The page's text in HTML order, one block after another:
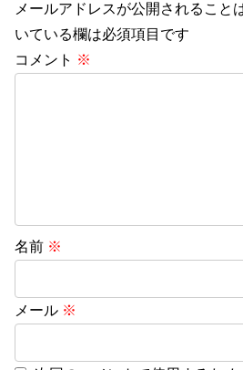
メールアドレスが公開されること
いている欄は必須項目です
コメント ※
名前 ※
メール ※